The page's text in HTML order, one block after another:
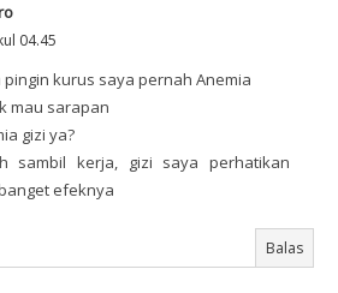
04.45
pingin kurus saya pernah Anemia
mau sarapan
gizi ya?
sambil kerja, gizi saya perhatikan
efeknya
Balas